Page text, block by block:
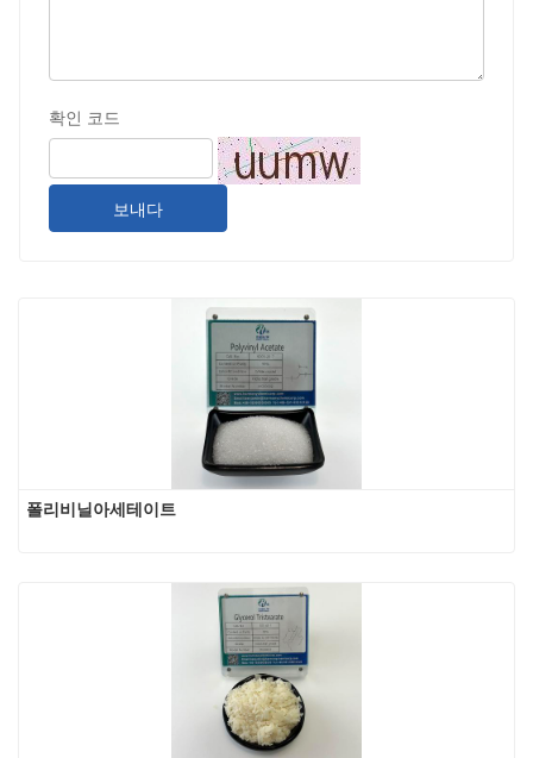
확인 코드
보내다
폴리비닐아세테이트